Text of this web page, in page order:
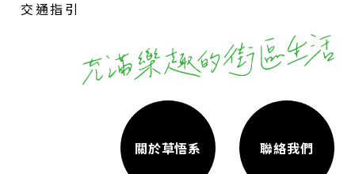
交通指引
關於草悟系 聯絡我們